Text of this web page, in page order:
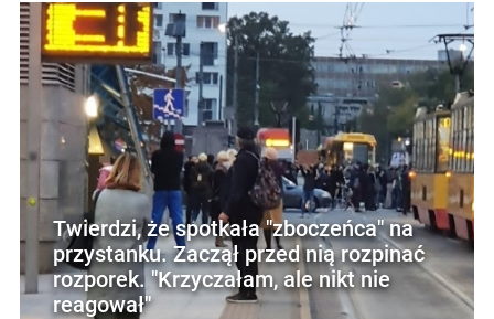
Twierdzi, że spotkała "zboczeńca" na
przystanku. Zaczął przed nią rozpinać
rozporek. "Krzyczałam, ale nikt nie
reagował"